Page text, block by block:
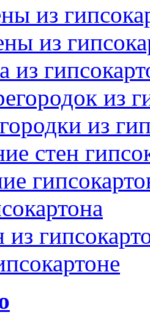
из
из
из
из
из
стен
из